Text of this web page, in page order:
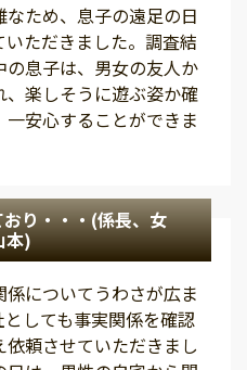
なため、息子の遠足の日
いただきました。調査結
の息子は、男女の友人か
、楽しそうに遊ぶ姿か確
安心することができま
り・・・(係長、女
本)
についてうわさが広ま
としても事実関係を確認
依頼させていただきまし